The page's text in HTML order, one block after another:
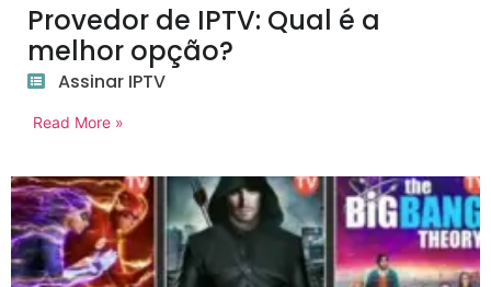
Provedor de IPTV: Qual é a
melhor opção?
Assinar IPTV
Read More »